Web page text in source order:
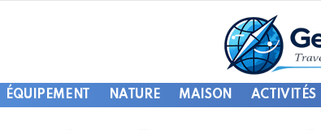
ÉQUIPEMENT NATURE MAISON ACTIVITÉS